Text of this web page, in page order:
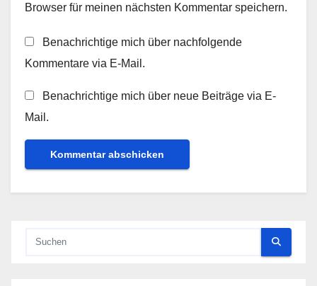
Browser für meinen nächsten Kommentar speichern.
Benachrichtige mich über nachfolgende
Kommentare via E-Mail.
Benachrichtige mich über neue Beiträge via E-
Mail.